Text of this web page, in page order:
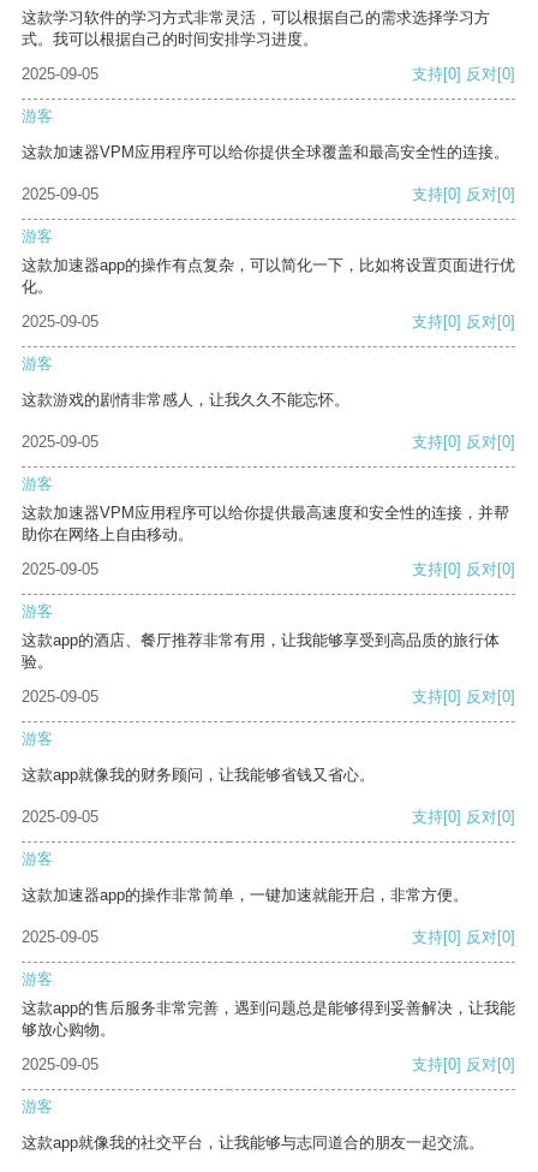
这款学习软件的学习方式非常灵活，可以根据自己的需求选择学习方
式。我可以根据自己的时间安排学习进度。
2025-09-05
支持[0] 反对[0]
游客
这款加速器VPM应用程序可以给你提供全球覆盖和最高安全性的连接。
2025-09-05 支持[0] 反对[0]
游客
这款加速器app的操作有点复杂，可以简化一下，比如将设置页面进行优
化。
2025-09-05
支持[0] 反对[0]
游客
这款游戏的剧情非常感人，让我久久不能忘怀。
2025-09-05 支持[0] 反对[0]
游客
这款加速器VPM应用程序可以给你提供最高速度和安全性的连接，并帮
助你在网络上自由移动。
2025-09-05
支持[0] 反对[0]
游客
这款app的酒店、餐厅推荐非常有用，让我能够享受到高品质的旅行体
验。
2025-09-05
支持[0] 反对[0]
游客
这款app就像我的财务顾问，让我能够省钱又省心。
2025-09-05 支持[0] 反对[0]
游客
这款加速器app的操作非常简单，一键加速就能开启，非常方便。
2025-09-05 支持[0] 反对[0]
游客
这款app的售后服务非常完善，遇到问题总是能够得到妥善解决，让我能
够放心购物。
2025-09-05
支持[0] 反对[0]
游客
这款app就像我的社交平台，让我能够与志同道合的朋友一起交流。